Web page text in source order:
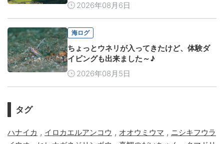
2026年08月6日
海ログ
ちょっとウネリが入ってきたけど、体験ダ
イビングも出来ました～♪
2026年08月5日
タグ
ハナイカ , イロカエルアンコウ , オオウミウマ , ニシキフウラ